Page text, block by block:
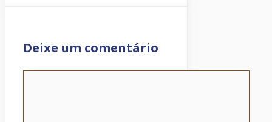
Deixe um comentário